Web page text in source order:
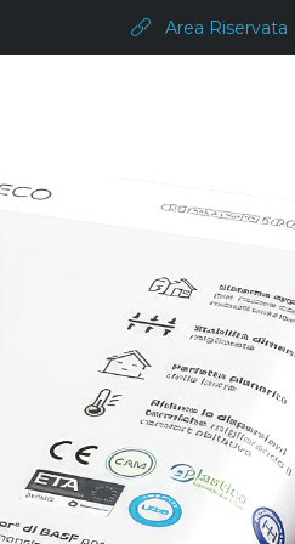
Area Riservata